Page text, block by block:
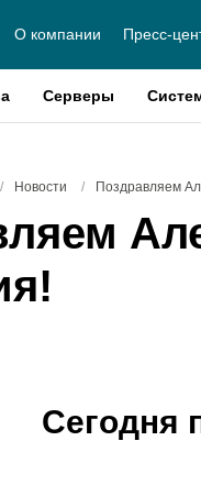
О компании Пресс-
Серверы
/ Новости / Поздравляем
Сегодня